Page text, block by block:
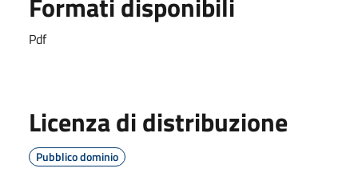
Pdf
Licenza di distribuzione
Pubblico dominio